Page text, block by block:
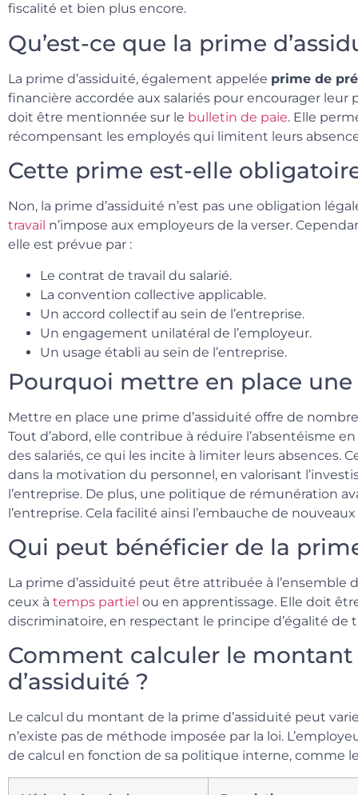
fiscalité et bien plus encore.
Qu’est-ce que la prime
La prime d’assiduité, également appelée prime de
financière accordée aux salariés pour encourager leur
doit être mentionnée sur le bulletin de paie. Elle
récompensant les employés qui limitent leurs
Cette prime est-elle
Non, la prime d’assiduité n’est pas une obligation
travail n’impose aux employeurs de la verser.
elle est prévue par :
Le contrat de travail du salarié.
La convention collective applicable.
Un accord collectif au sein de l’entreprise.
Un engagement unilatéral de l’employeur.
Un usage établi au sein de l’entreprise.
Pourquoi mettre en place
Mettre en place une prime d’assiduité offre de
Tout d’abord, elle contribue à réduire l’absentéisme
des salariés, ce qui les incite à limiter leurs absences.
dans la motivation du personnel, en valorisant
l’entreprise. De plus, une politique de rémunération
l’entreprise. Cela facilité ainsi l’embauche de
Qui peut bénéficier de la
La prime d’assiduité peut être attribuée à l’ensemble
ceux à temps partiel ou en apprentissage. Elle doit
discriminatoire, en respectant le principe d’égalité de
Comment calculer le
d’assiduité ?
Le calcul du montant de la prime d’assiduité peut
n’existe pas de méthode imposée par la loi.
de calcul en fonction de sa politique interne, comme